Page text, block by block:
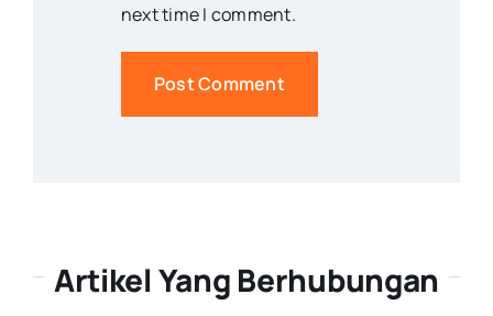
next time I comment.
Artikel Yang Berhubungan